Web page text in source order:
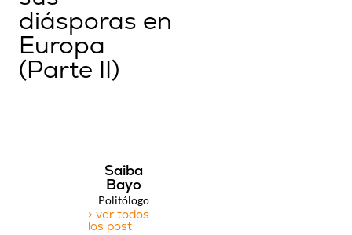
diásporas en
Europa
(Parte II)
Saiba
Bayo
Politólogo
> ver todos
los post